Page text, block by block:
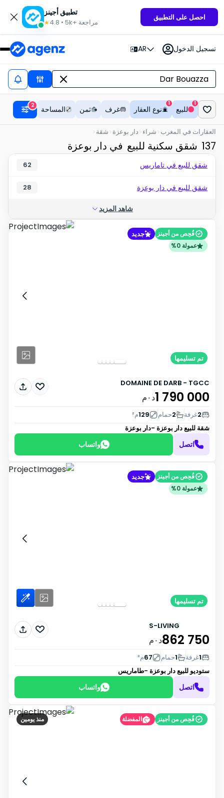
تطبيق أجينز
★4.8 • 5k+ مراجعة
احصل على التطبيق
AR تسجيل الدخول
للبيع
1
نوع العقار
1
غرف ثمن المساحة 2
العقارات في المغرب شراء دار بوعزة شقة
137 شقق سكنية للبيع في دار بوعزة
شقق للبيع في تاماريس 62
شقق للبيع في دار بوعزة 28
شاهد المزيد
فُحِص من أجينز جديد
عمولة 0%
تم تسليمها
DOMAINE DE DARB - TGCC
1 790 000د٠م
2غرفة 2حمام 129م²
شقة للبيعدار بوعزة -دار بوعزة
اتصل واتساب
فُحِص من أجينز جديد
عمولة 0%
تم تسليمها
S-LIVING
862 750د٠م
1غرفة 1حمام 67م²
ستوديو للبيعدار بوعزة -طاماريس
اتصل واتساب
منذ يومين فُحِص من أجينز المفضلة